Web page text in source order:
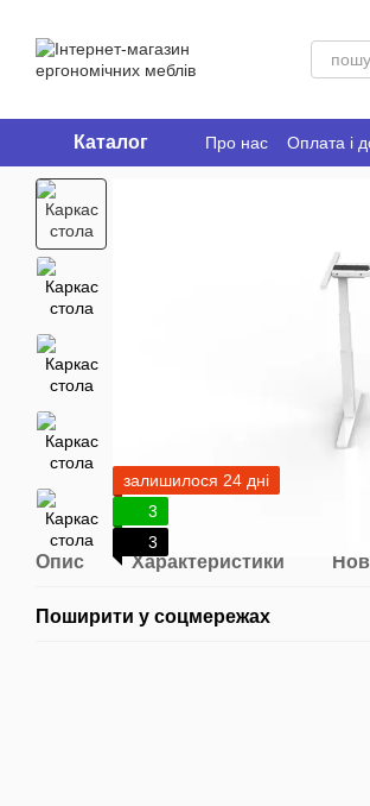
Каталог Про нас Оплата і
Ergo Place Club
залишилося 24 дні
3
3
Опис Характеристики
Поширити у соцмережах